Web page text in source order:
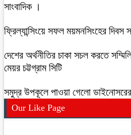
সাংবাদিক ।
ফ্রিল্যান্সিংয়ে সফল ময়মনসিংহের দিবস
দেশের অর্থনীতির চাকা সচল করতে
মেয়র চট্টগ্রাম সিটি
সমুদ্র উপকূলে পাওয়া গেলো
Our Like Page